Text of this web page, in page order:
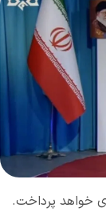
خواهد پرداخت.